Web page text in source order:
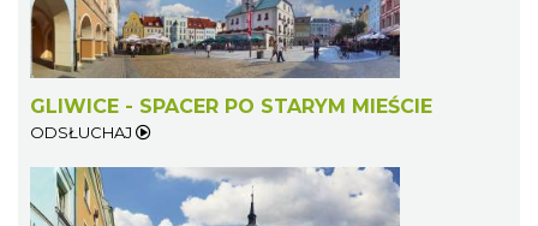
GLIWICE - SPACER PO STARYM MIEŚCIE
ODSŁUCHAJ